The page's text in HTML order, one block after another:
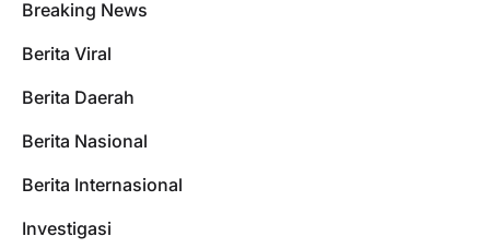
Breaking News
Berita Viral
Berita Daerah
Berita Nasional
Berita Internasional
Investigasi